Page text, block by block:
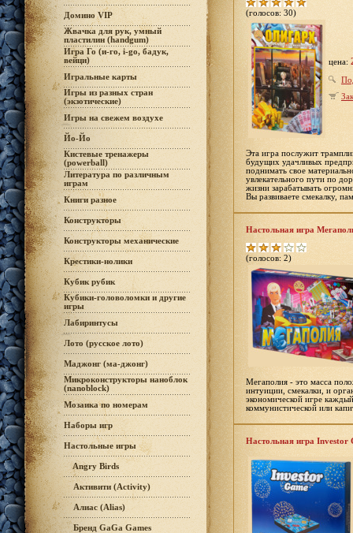
Домино VIP
Жвачка для рук, умный
пластилин (handgum)
Игра Го (и-го, i-go, бадук,
вейци)
Игральные карты
Игры из разных стран
(экзотические)
Игры на свежем воздухе
Йо-Йо
Кистевые тренажеры
(powerball)
Литература по различным
играм
Книги разное
Конструкторы
Конструкторы механические
Крестики-нолики
Кубик рубик
Кубики-головоломки и другие
игры
Лабиринтусы
Лото (русское лото)
Маджонг (ма-джонг)
Микроконструкторы наноблок
(nanoblock)
Мозаика по номерам
Наборы игр
Настольные игры
Angry Birds
Активити (Activity)
Алиас (Alias)
Бренд GaGa Games
(голосов: 30)
цена:
Эта игра послужит
будущих удачливых
поднимать свое
увлекательного пути по
жизни зарабатывать
Вы развиваете смекалку,
Настольная игра
(голосов: 2)
Мегаполия - это масса
интуиции, смекалки, и
экономической игре
коммунистической или
Настольная игра Investor